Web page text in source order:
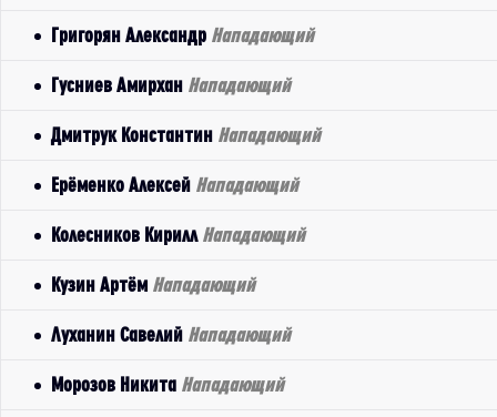
Григорян Александр Нападающий
Гусниев Амирхан Нападающий
Дмитрук Константин Нападающий
Ерёменко Алексей Нападающий
Колесников Кирилл Нападающий
Кузин Артём Нападающий
Луханин Савелий Нападающий
Морозов Никита Нападающий